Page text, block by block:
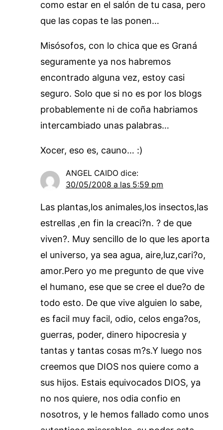
como estar en el salón de tu casa, pero
que las copas te las ponen…
Misósofos, con lo chica que es Graná
seguramente ya nos habremos
encontrado alguna vez, estoy casi
seguro. Solo que si no es por los blogs
probablemente ni de coña habriamos
intercambiado unas palabras…
Xocer, eso es, cauno… :)
ANGEL CAIDO dice:
30/05/2008 a las 5:59 pm
Las plantas,los animales,los insectos,las
estrellas ,en fin la creaci?n. ? de que
viven?. Muy sencillo de lo que les aporta
el universo, ya sea agua, aire,luz,cari?o,
amor.Pero yo me pregunto de que vive
el humano, ese que se cree el due?o de
todo esto. De que vive alguien lo sabe,
es facil muy facil, odio, celos enga?os,
guerras, poder, dinero hipocresia y
tantas y tantas cosas m?s.Y luego nos
creemos que DIOS nos quiere como a
sus hijos. Estais equivocados DIOS, ya
no nos quiere, nos odia confio en
nosotros, y le hemos fallado como unos